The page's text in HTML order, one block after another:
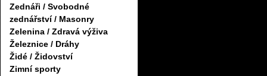
Zednáři / Svobodné
zednářství / Masonry
Zelenina / Zdravá výživa
Železnice / Dráhy
Židé / Židovství
Zimní sporty